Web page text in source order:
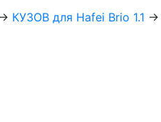
→ КУЗОВ для Hafei Brio 1.1 →